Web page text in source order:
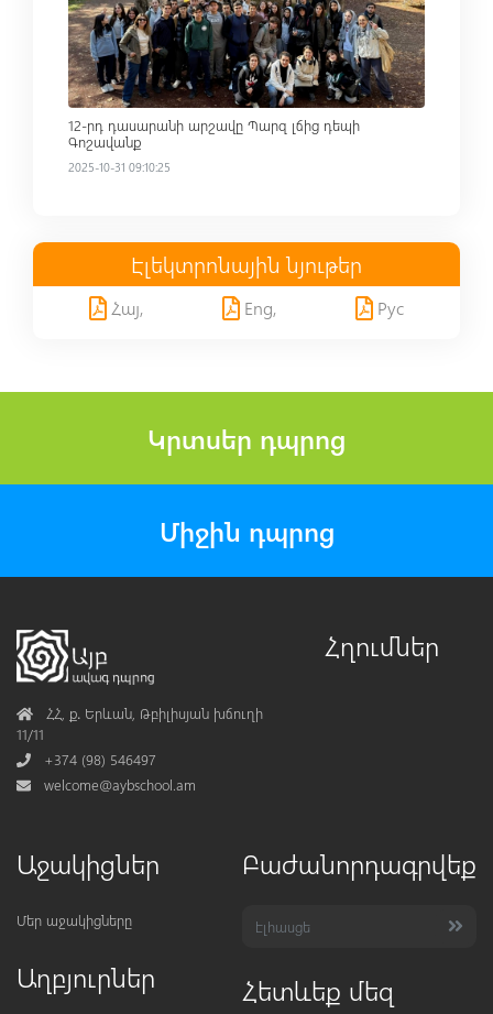
12-րդ դասարանի արշավը Պարզ լճից դեպի
Գոշավանք
2025-10-31 09:10:25
Էլեկտրոնային նյութեր
Հայ, Eng, Рус
Կրտսեր դպրոց
Միջին դպրոց
AddressՀՀ, ք․ Երևան, Թբիլիսյան խճուղի
11/11
Phone+374 (98) 546497
Mail
welcome@aybschool.am
Հղումներ
Աջակիցներ
Մեր աջակիցները
Աղբյուրներ
Բաժանորդագրվեք
Հետևեք մեզ